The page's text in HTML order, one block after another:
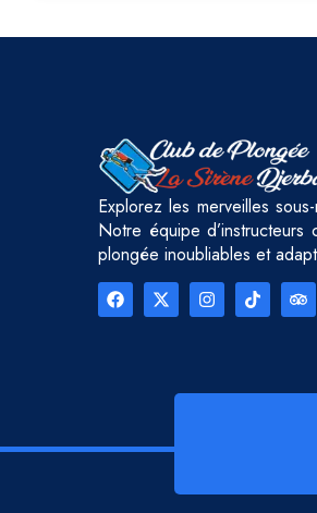
Explorez les merveilles
Notre équipe
plongée inoubliables et